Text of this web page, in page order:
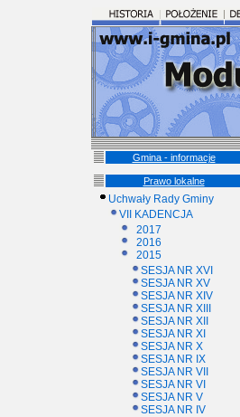
Gmina - informacje
Prawo lokalne
Uchwały Rady Gminy
VII KADENCJA
2017
2016
2015
SESJA NR XVI
SESJA NR XV
SESJA NR XIV
SESJA NR XIII
SESJA NR XII
SESJA NR XI
SESJA NR X
SESJA NR IX
SESJA NR VII
SESJA NR VI
SESJA NR V
SESJA NR IV